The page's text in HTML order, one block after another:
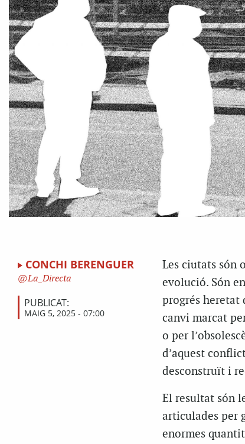
CONCHI BERENGUER
La_Directa
PUBLICAT:
MAIG 5, 2025 - 07:00
Les ciutats són
evolució. Són
progrés heretat
canvi marcat
o per
d’aquest
desconstruït i
El resultat són
articulades per
enormes